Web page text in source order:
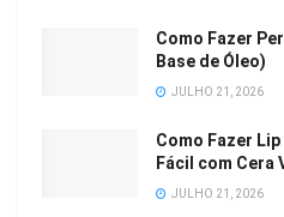
Como Fazer
Base de Óleo)
JULHO 21, 2026
Como Fazer
Fácil com Cera
JULHO 21, 2026